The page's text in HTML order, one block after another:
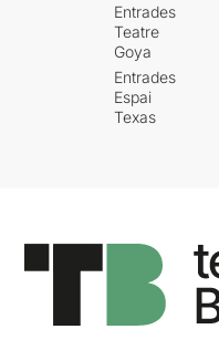
Entrades
Teatre
Goya
Entrades
Espai
Texas